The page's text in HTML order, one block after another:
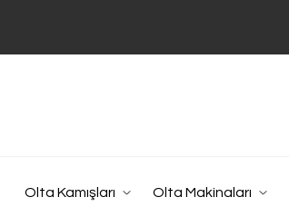
Olta Kamışları Olta Makinaları